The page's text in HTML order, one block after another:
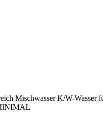
Mischwasser K/W-Wasser